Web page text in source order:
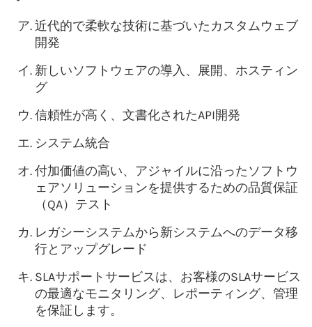
近代的で柔軟な技術に基づいたカスタムウェブ
開発
新しいソフトウェアの導入、展開、ホスティン
グ
信頼性が高く、文書化されたAPI開発
システム統合
付加価値の高い、アジャイルに沿ったソフトウ
ェアソリューションを提供するための品質保証
（QA）テスト
レガシーシステムから新システムへのデータ移
行とアップグレード
SLAサポートサービスは、お客様のSLAサービス
の最適なモニタリング、レポーティング、管理
を保証します。